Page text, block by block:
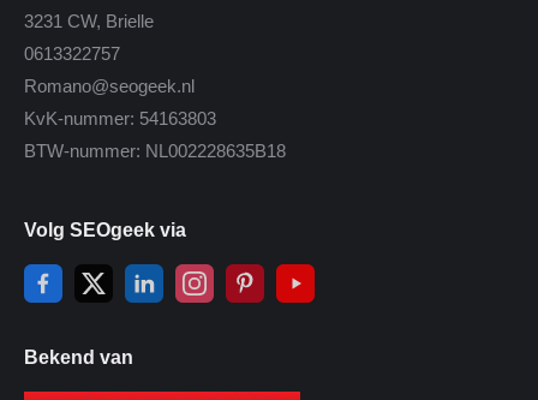
3231 CW, Brielle
0613322757
Romano@seogeek.nl
KvK-nummer: 54163803
BTW-nummer: NL002228635B18
Volg SEOgeek via
Bekend van